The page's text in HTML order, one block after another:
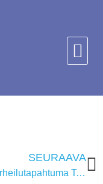
SEURAAVA
Suuri urheilutapahtuma Tampereelle – European Masters Games 2023